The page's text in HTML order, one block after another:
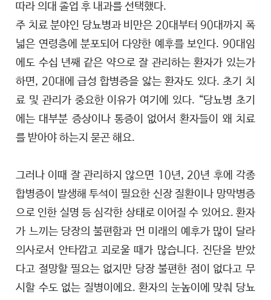
따라 의대 졸업 후 내과를 선택했다.
주 치료 분야인 당뇨병과 비만은 20대부터 90대까지 폭
넓은 연령층에 분포되어 다양한 예후를 보인다. 90대임
에도 수십 년째 같은 약으로 잘 관리하는 환자가 있는가
하면, 20대에 급성 합병증을 앓는 환자도 있다. 초기 치
료 및 관리가 중요한 이유가 여기에 있다. “당뇨병 초기
에는 대부분 증상이나 통증이 없어서 환자들이 왜 치료
를 받아야 하는지 묻곤 해요.
그러나 이때 잘 관리하지 않으면 10년, 20년 후에 각종
합병증이 발생해 투석이 필요한 신장 질환이나 망막병증
으로 인한 실명 등 심각한 상태로 이어질 수 있어요. 환자
가 느끼는 당장의 불편함과 먼 미래의 예후가 많이 달라
의사로서 안타깝고 괴로울 때가 많습니다. 진단을 받았
다고 절망할 필요는 없지만 당장 불편한 점이 없다고 무
시할 수도 없는 질병이에요. 환자의 눈높이에 맞춰 당뇨